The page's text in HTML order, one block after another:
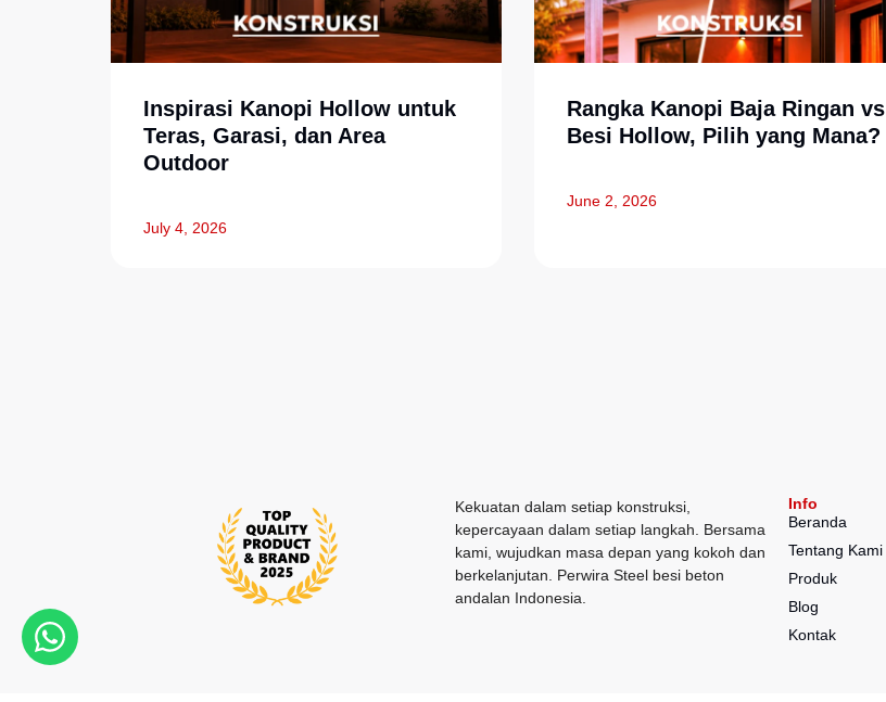
Inspirasi Kanopi Hollow untuk
Teras, Garasi, dan Area
Outdoor
July 4, 2026
Rangka Kanopi Baja Ringan vs
Besi Hollow, Pilih yang Mana?
June 2, 2026
Kekuatan dalam setiap konstruksi,
kepercayaan dalam setiap langkah. Bersama
kami, wujudkan masa depan yang kokoh dan
berkelanjutan. Perwira Steel besi beton
andalan Indonesia.
Info
Beranda
Tentang Kami
Produk
Blog
Kontak